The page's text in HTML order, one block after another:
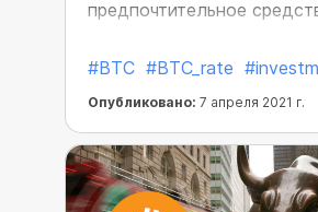
предпочтительное
как цена Биткойна
59 000 $, его стоимость по
отношению к золоту
новым рекордным
достигнув 34,94 унции!
#BTC #BTC_rate
Опубликовано: 7 апреля 2021 г.